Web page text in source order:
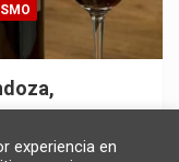
experiencia en